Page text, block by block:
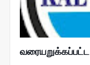
வரையறுக்கப்பட்ட